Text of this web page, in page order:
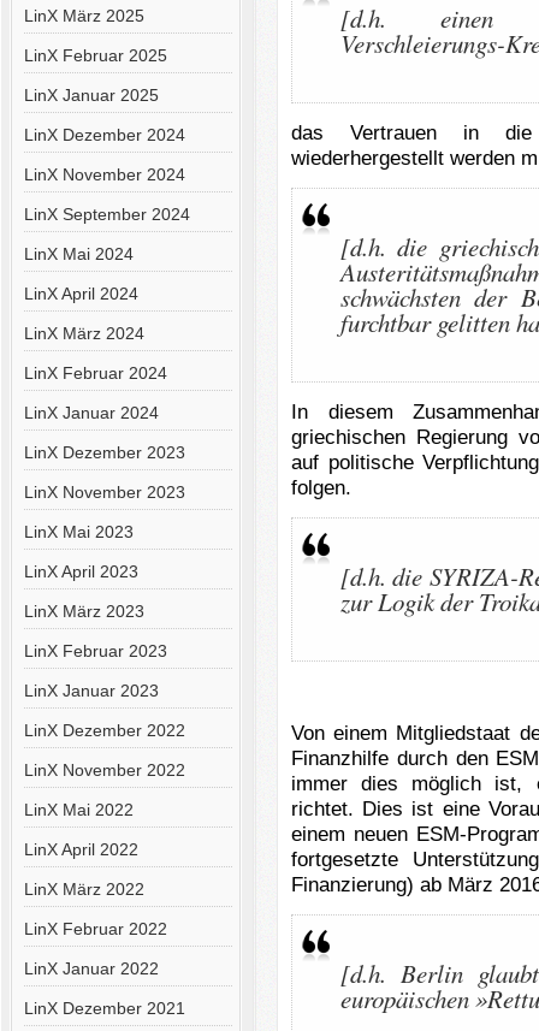
LinX März 2025
LinX Februar 2025
LinX Januar 2025
LinX Dezember 2024
LinX November 2024
LinX September 2024
LinX Mai 2024
LinX April 2024
LinX März 2024
LinX Februar 2024
LinX Januar 2024
LinX Dezember 2023
LinX November 2023
LinX Mai 2023
LinX April 2023
LinX März 2023
LinX Februar 2023
LinX Januar 2023
LinX Dezember 2022
LinX November 2022
LinX Mai 2022
LinX April 2022
LinX März 2022
LinX Februar 2022
LinX Januar 2022
LinX Dezember 2021
[d.h. einen
Verschleierungs-
das Vertrauen in die
wiederhergestellt werden
[d.h. die
schwächsten der
furchtbar gelitten
In diesem
griechischen Regierung
auf politische
folgen.
[d.h. die SYRIZA-
zur Logik der
Von einem Mitgliedstaat
Finanzhilfe durch den
immer dies möglich ist,
richtet. Dies ist eine
einem neuen ESM-
fortgesetzte
Finanzierung) ab März
[d.h. Berlin
europäischen